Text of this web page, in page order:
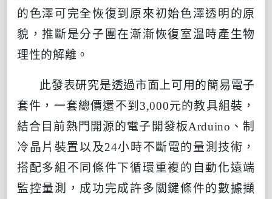
的色澤可完全恢復到原來初始色澤透明的原
貌，推斷是分子團在漸漸恢復室溫時產生物
理性的解離。
此發表研究是透過市面上可用的簡易電子
套件，一套總價還不到 3,000元的教具組裝，
結合目前熱門開源的電子開發板Arduino 、制
冷晶片裝置以及24小時不斷電的量測技術，
搭配多組不同條件下循環重複的自動化遠端
監控量測，成功完成許多關鍵條件的數據擷